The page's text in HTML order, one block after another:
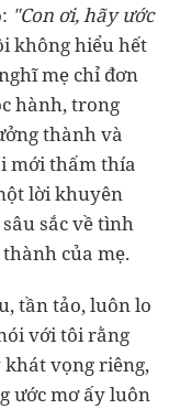
"Con ơi, hãy ước
không hiểu hết
mẹ chỉ đơn
hành, trong
thành và
mới thấm thía
lời khuyên
sắc về tình
của mẹ.
tần tảo, luôn lo
với tôi rằng
vọng riêng,
ước mơ ấy luôn